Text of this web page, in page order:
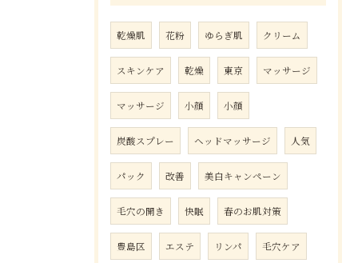
乾燥肌 花粉 ゆらぎ肌 クリーム
スキンケア 乾燥 東京 マッサージ
マッサージ 小顔 小顔
炭酸スプレー ヘッドマッサージ 人気
パック 改善 美白キャンペーン
毛穴の開き 快眠 春のお肌対策
豊島区 エステ リンパ 毛穴ケア